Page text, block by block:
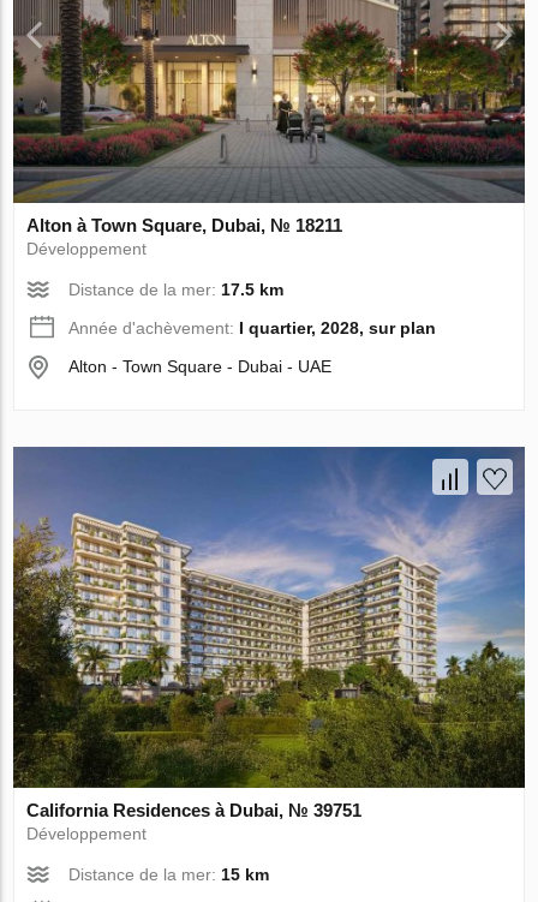
Alton à Town Square, Dubai, № 18211
Développement
Distance de la mer:17.5 km
Année d'achèvement: I quartier, 2028, sur plan
Alton - Town Square - Dubai - UAE
California Residences à Dubai, № 39751
Développement
Distance de la mer: 15 km